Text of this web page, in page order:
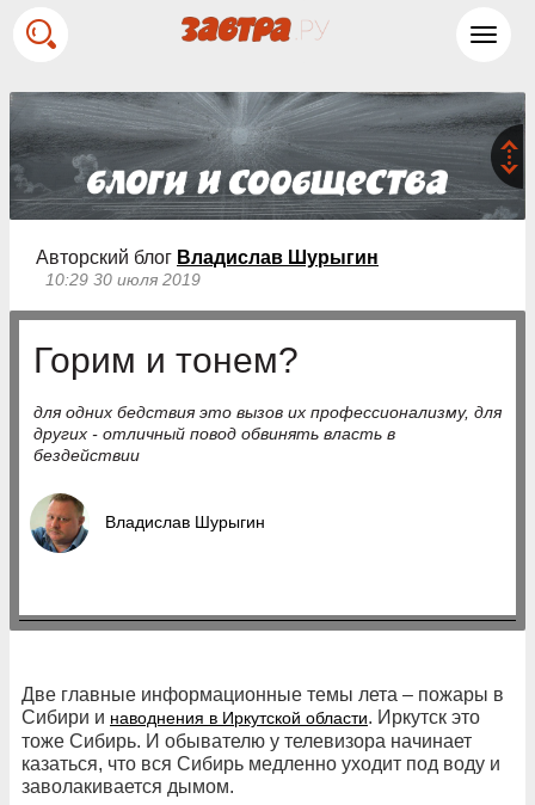
Авторский блог Владислав Шурыгин
10:29 30 июля 2019
Горим и тонем?
для одних бедствия это вызов их профессионализму, для
других - отличный повод обвинять власть в
бездействии
Владислав Шурыгин
Две главные информационные темы лета – пожары в
Сибири и наводнения в Иркутской области. Иркутск это
тоже Сибирь. И обывателю у телевизора начинает
казаться, что вся Сибирь медленно уходит под воду и
заволакивается дымом.